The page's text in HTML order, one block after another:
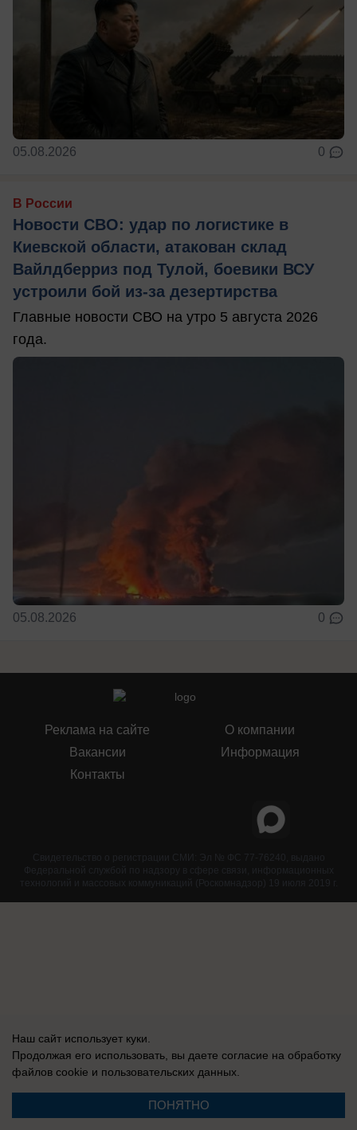
05.08.2026 0
В России
Новости СВО: удар по логистике в
Киевской области, атакован склад
Вайлдберриз под Тулой, боевики ВСУ
устроили бой из-за дезертирства
Главные новости СВО на утро 5 августа 2026
года.
05.08.2026 0
Реклама на сайте
Вакансии
Контакты
О компании
Информация
Свидетельство о регистрации СМИ: Эл № ФС 77-76240, выдано
Федеральной службой по надзору в сфере связи, информационных
технологий и массовых коммуникаций (Роскомнадзор) 19 июля 2019 г.
Наш сайт использует куки.
Продолжая его использовать, вы даете согласие на обработку
файлов cookie и пользовательских данных.
ПОНЯТНО